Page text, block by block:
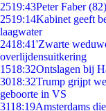
2519:43Peter Faber
2519:14Kabinet geeft
laagwater
2418:41'Zwarte
overlijdensuitkering
1518:32Ontslagen bij
3018:32Trump grijpt
geboorte in VS
3118:19Amsterdams